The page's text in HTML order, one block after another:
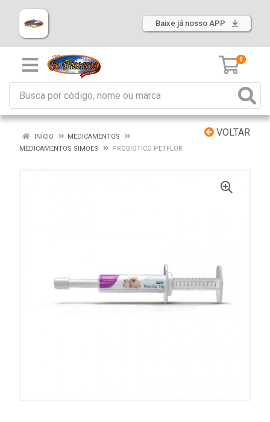
Baixe já nosso APP
0
VOLTAR
INÍCIO
MEDICAMENTOS
MEDICAMENTOS SIMOES
PROBIOTICO PETFLOR